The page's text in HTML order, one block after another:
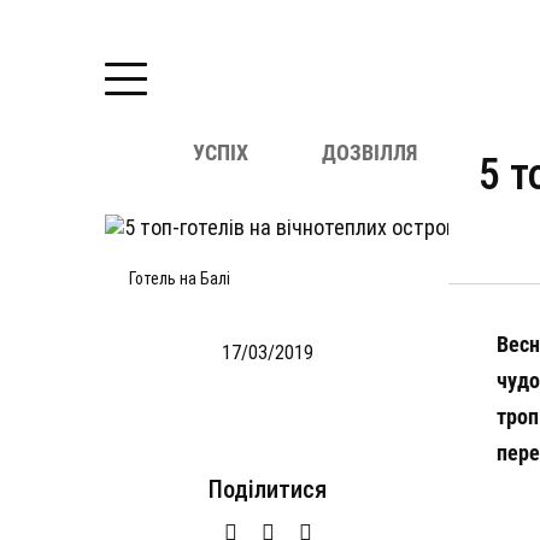
УСПІХ ДОЗВІЛЛЯ
Готель на Балі
17/03/2019
Подiлитися
5